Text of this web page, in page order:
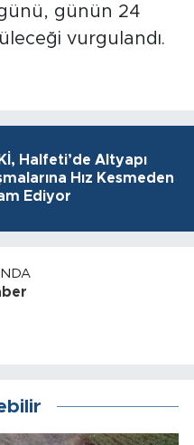
günü, günün 24
vurgulandı.
Halfeti’de Altyapı
Hız Kesmeden
Ediyor